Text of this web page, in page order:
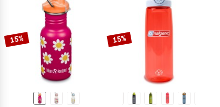
15% 15%